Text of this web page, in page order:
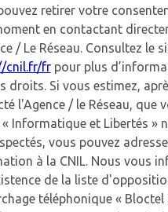
retirer votre
en contactant
/ Le Réseau. Consultez le
cnil.fr/frpour plus
droits. Si vous estimez,
l'Agence / le Réseau, que
Informatique et Libertés »
vous pouvez
à la CNIL. Nous vous
de la liste
téléphonique « Bloctel